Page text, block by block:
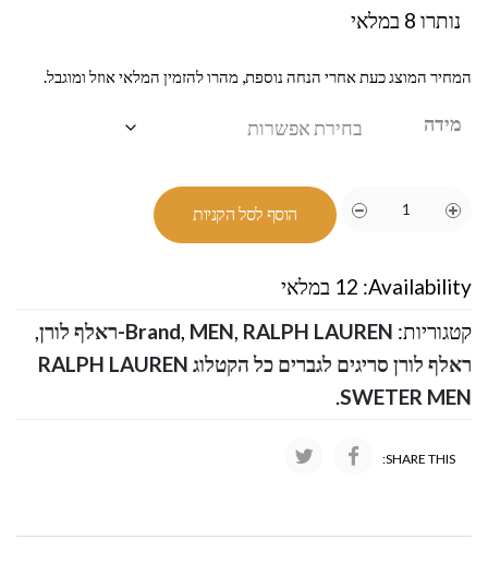
נותרו 8 במלאי
המחיר המוצג כעת אחרי הנחה נוספת, מהרו להזמין המלאי אוזל ומוגבל.
מידה
הוסף לסל הקניות
Availability: 12 במלאי
קטגוריות:
Brand, MEN, RALPH LAUREN-ראלף לורן
,
ראלף לורן סריגים לגברים כל הקטלוג RALPH LAUREN
SWETER MEN
.
SHARE THIS: